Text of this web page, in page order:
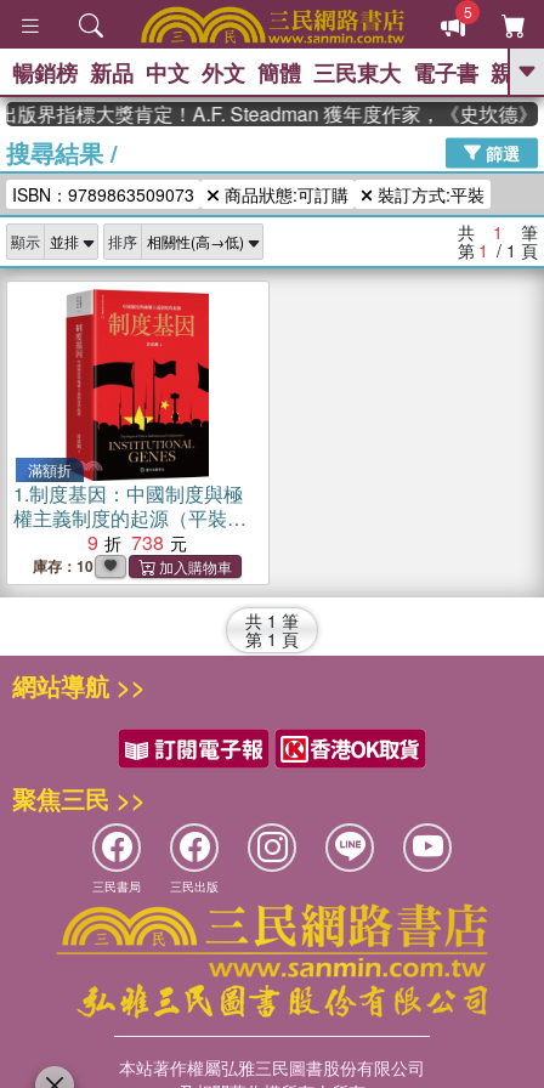
5
GO
The Odyssey 、
父親節 、 如果歷史是一群喵 、 暑期
推薦 、 國際布克獎 臺灣漫遊錄 、
念華 、 台灣的李登輝時代 、 數學女
孩：黎曼猜想
偉大的迷走神經
暢銷榜 新品 中文 外文 簡體 三民東大 電子書 親子
版界指標大獎肯定！A.F. Steadman 獲年度作家，《史坎德》
搜尋結果/
篩選
ISBN：9789863509073
商品狀態:可訂購 裝訂方式:平裝
顯示 排序 共 1 筆
第 1 / 1 頁
滿額折
1.制度基因：中國制度與極
權主義制度的起源（平裝
9 738
庫存：10
共 1 筆
第 1 頁
網站導航 >>
聚焦三民 >>
三民書局 三民出版
本站著作權屬弘雅三民圖書股份有限公司